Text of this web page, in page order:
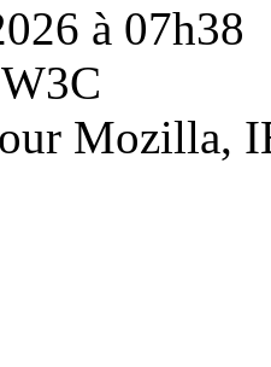
à 07h38
Mozilla,